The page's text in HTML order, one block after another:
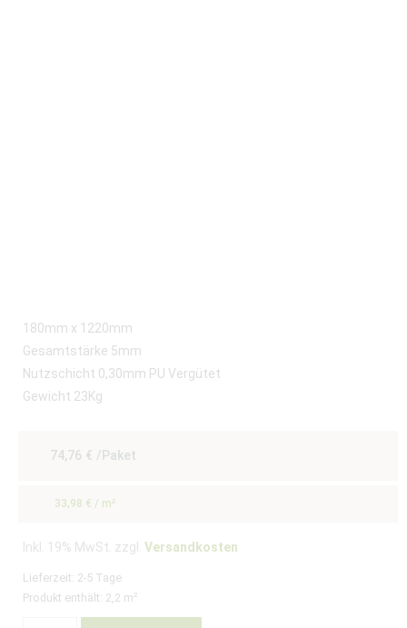
180mm x 1220mm
Gesamtstärke 5mm
Nutzschicht 0,30mm PU Vergütet
Gewicht 23Kg
74,76 € /Paket
33,98 € / m²
Inkl. 19% MwSt. zzgl. Versandkosten
Lieferzeit: 2-5 Tage
Produkt enthält: 2,2 m²